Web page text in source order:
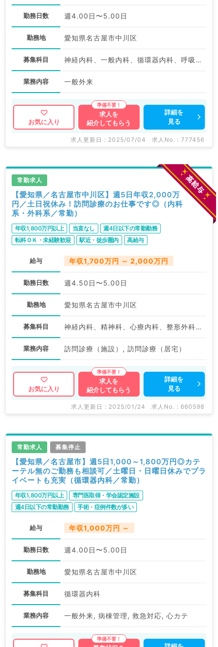
勤務日数 週4.00日〜5.00日
勤務地 愛知県名古屋市中川区
募集科目 神経内科、一般内科、循環器内科、呼吸器内科、消化器内科、内分泌・代謝内科、腎臓内科、老年内科、血液内科、膠原病科
業務内容 一般外来
お気に入り
求人を
紹介してもらう
詳細を
見る
求人更新日 : 2025/07/04 求人No. : 777456
常勤求人
【愛知県／名古屋市中川区】週5日年収2,000万
円／土日祝休み！訪問診療のお仕事です◎（内科
系・外科系／常勤）
年収1,800万円以上 当直なし
週4日以下の常勤勤務
転科ＯＫ・未経験歓迎
駅近・徒歩圏内 高給与
給与 年収1,700万円 ～ 2,000万円
勤務日数 週4.50日〜5.00日
勤務地 愛知県名古屋市中川区
募集科目 神経内科、精神科、心療内科、整形外科、脳神経外科、心臓血管外科、泌尿器科、一般内科、循環器内科、呼吸器内科、消化器内科、内分泌・代謝内科、腎臓内科、老年内科、外科系全般、一般外科、消化器外科、膠原病科
業務内容 訪問診療（施設）, 訪問診療（居宅）
お気に入り
求人を
紹介してもらう
詳細を
見る
求人更新日 : 2025/01/24 求人No. : 660598
常勤求人 募集停止
【愛知県／名古屋市】週5日1,000～1,800万円◎カテ
ーテル無のご勤務も相談可／土曜日・日曜日休みでプラ
イベートも充実（循環器内科／常勤）
年収1,800万円以上
専門医取得・学会認定施設
週4日以下の常勤勤務
手術・症例件数が多い
給与 年収1,000万円 ～
勤務日数 週4.00日〜5.00日
勤務地 愛知県名古屋市中川区
募集科目 循環器内科
業務内容 一般外来, 病棟管理, 救急対応, 心カテ